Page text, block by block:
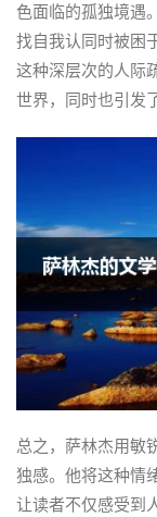
色面临的孤独境遇
找自我认同时被困
这种深层次的人际
世界，同时也引发
总之，萨林杰用敏
独感。他将这种情
让读者不仅感受到